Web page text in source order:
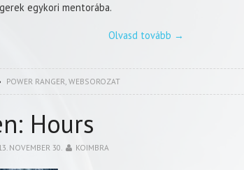
egykori mentorába.
Olvasd tovább →
POWER RANGER, WEBSOROZAT
Hours
NOVEMBER 30. KOIMBRA